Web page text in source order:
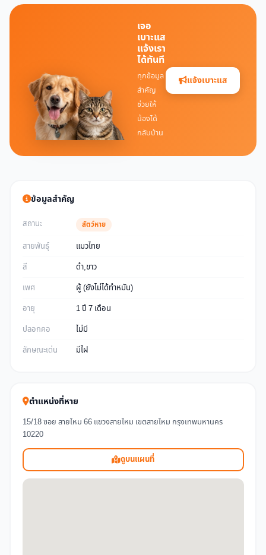
เจอ
เบาะแส
แจ้งเรา
ได้ทันที
ทุกข้อมูล
สำคัญ
ช่วยให้
น้องได้
กลับบ้าน
แจ้งเบาะแส
ข้อมูลสำคัญ
สถานะ สัตว์หาย
สายพันธุ์
แมวไทย
สี
ดำ,ขาว
เพศ
ผู้ (ยังไม่ได้ทำหมัน)
อายุ
1 ปี 7 เดือน
ปลอกคอ
ไม่มี
ลักษณะเด่น
มีไฝ
ตำแหน่งที่หาย
15/18 ซอย สายไหม 66 แขวงสายไหม เขตสายไหม กรุงเทพมหานคร
10220
ดูบนแผนที่